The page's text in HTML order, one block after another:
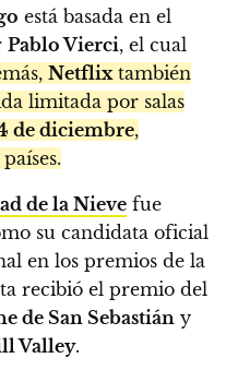
está basada en el
Pablo Vierci, el cual
Netflix también
limitada por salas
de diciembre,
de la Nieve fue
su candidata oficial
en los premios de la
recibió el premio del
de San Sebastián y
Valley.